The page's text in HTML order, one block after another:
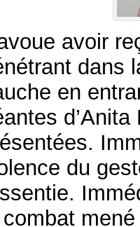
avoir
dans
en
du
combat